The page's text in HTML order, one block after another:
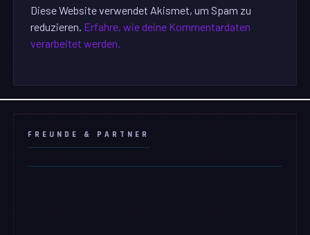
Diese Website verwendet Akismet, um Spam zu
reduzieren. Erfahre, wie deine Kommentardaten
verarbeitet werden.
FREUNDE & PARTNER